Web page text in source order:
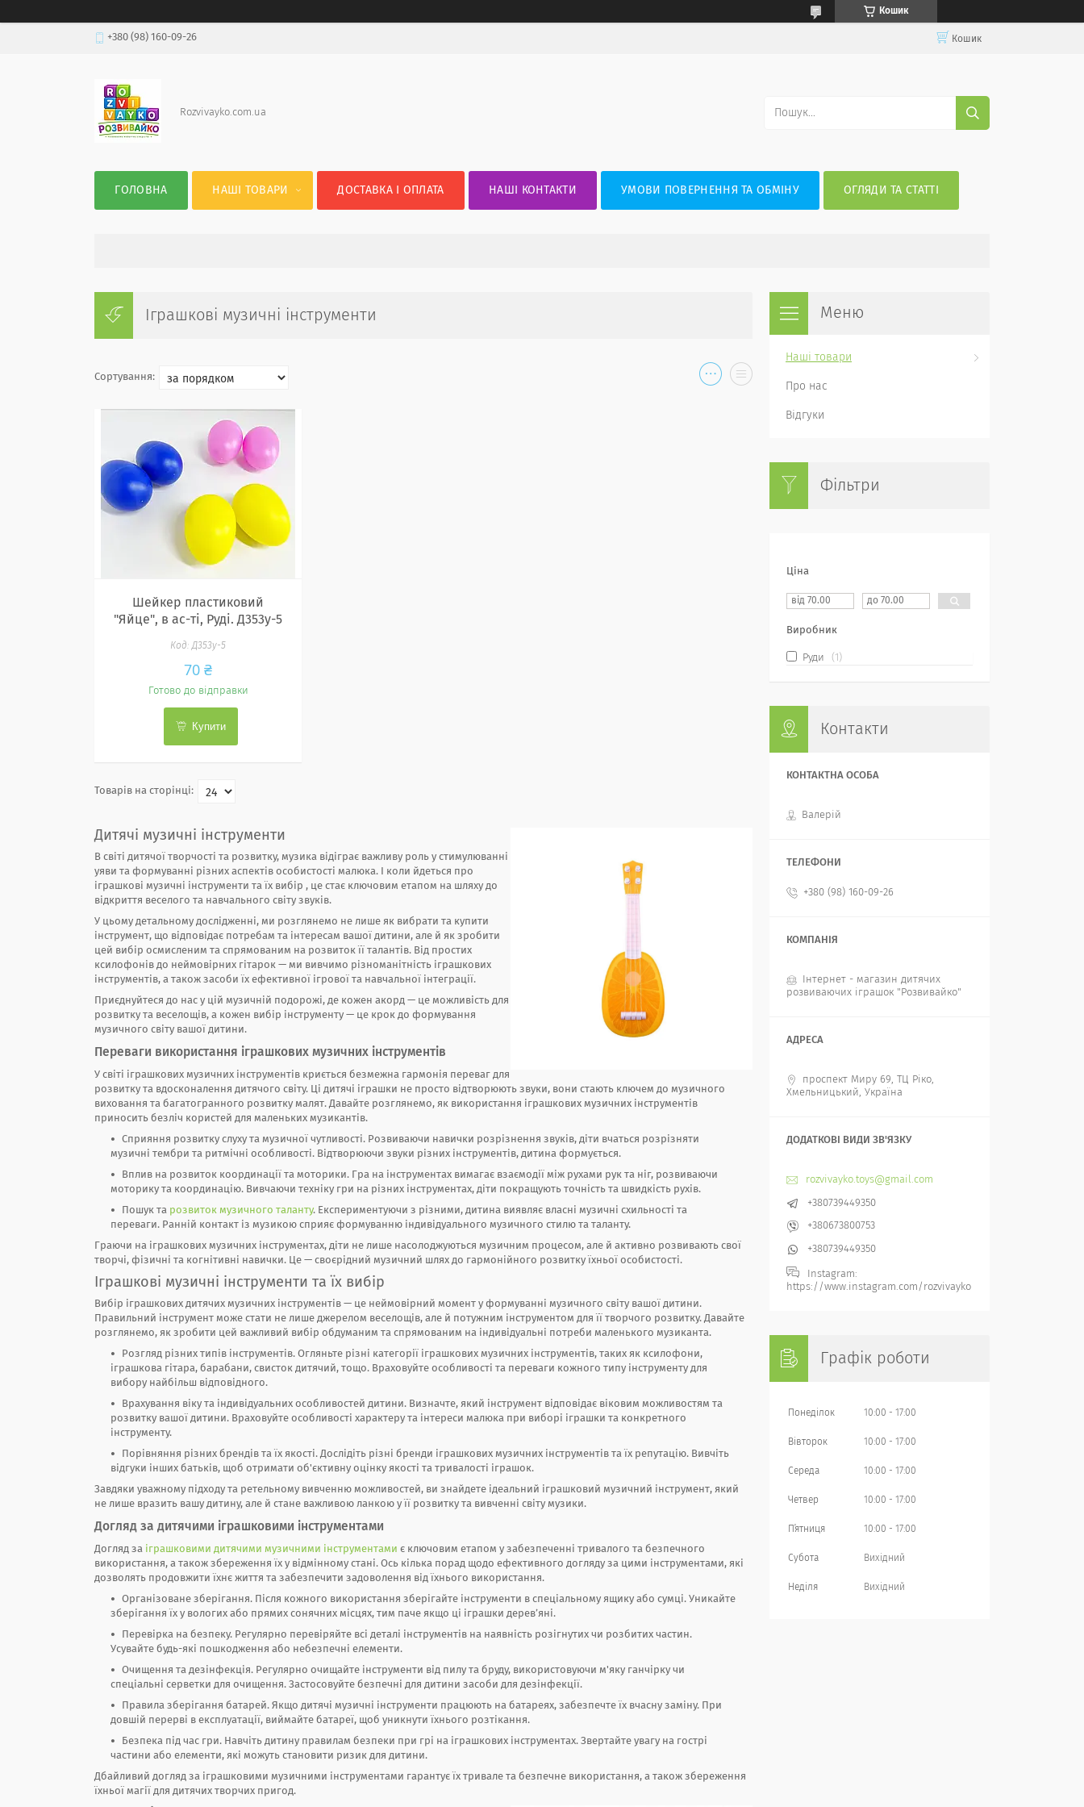
Кошик
+380 (98) 160-09-26 Кошик
Rozvivayko.com.ua
ГОЛОВНА НАШІ ТОВАРИ ДОСТАВКА І ОПЛАТА НАШІ КОНТАКТИ УМОВИ ПОВЕРНЕННЯ ТА ОБМІНУ ОГЛЯДИ ТА СТАТТІ
Іграшкові музичні інструменти
Шейкер пластиковий
"Яйце", в ас-ті, Руді. Д353у-5
Д353у-5
70 ₴
Готово до відправки
Купити
Дитячі музичні інструменти
В світі дитячої творчості та розвитку, музика відіграє важливу роль у стимулюванні
уяви та формуванні різних аспектів особистості малюка. І коли йдеться про
іграшкові музичні інструменти та їх вибір , це стає ключовим етапом на шляху до
відкриття веселого та навчального світу звуків.
У цьому детальному дослідженні, ми розглянемо не лише як вибрати та купити
інструмент, що відповідає потребам та інтересам вашої дитини, але й як зробити
цей вибір осмисленим та спрямованим на розвиток її талантів. Від простих
ксилофонів до неймовірних гітарок — ми вивчимо різноманітність іграшкових
інструментів, а також засоби їх ефективної ігрової та навчальної інтеграції.
Приєднуйтеся до нас у цій музичній подорожі, де кожен акорд — це можливість для
розвитку та веселощів, а кожен вибір інструменту — це крок до формування
музичного світу вашої дитини.
Переваги використання іграшкових музичних інструментів
У світі іграшкових музичних інструментів криється безмежна гармонія переваг для
розвитку та вдосконалення дитячого світу. Ці дитячі іграшки не просто відтворюють звуки, вони стають ключем до музичного
виховання та багатогранного розвитку малят. Давайте розглянемо, як використання іграшкових музичних інструментів
приносить безліч користей для маленьких музикантів.
Сприяння розвитку слуху та музичної чутливості. Розвиваючи навички розрізнення звуків, діти вчаться розрізняти
музичні тембри та ритмічні особливості. Відтворюючи звуки різних інструментів, дитина формується.
Вплив на розвиток координації та моторики. Гра на інструментах вимагає взаємодії між рухами рук та ніг, розвиваючи
моторику та координацію. Вивчаючи техніку гри на різних інструментах, діти покращують точність та швидкість рухів.
Пошук та розвиток музичного таланту. Експериментуючи з різними, дитина виявляє власні музичні схильності та
переваги. Ранній контакт із музикою сприяє формуванню індивідуального музичного стилю та таланту.
Граючи на іграшкових музичних інструментах, діти не лише насолоджуються музичним процесом, але й активно розвивають свої
творчі, фізичні та когнітивні навички. Це — своєрідний музичний шлях до гармонійного розвитку їхньої особистості.
Іграшкові музичні інструменти та їх вибір
Вибір іграшкових дитячих музичних інструментів — це неймовірний момент у формуванні музичного світу вашої дитини.
Правильний інструмент може стати не лише джерелом веселощів, але й потужним інструментом для її творчого розвитку. Давайте
розглянемо, як зробити цей важливий вибір обдуманим та спрямованим на індивідуальні потреби маленького музиканта.
Розгляд різних типів інструментів. Огляньте різні категорії іграшкових музичних інструментів, таких як ксилофони,
іграшкова гітара, барабани, свисток дитячий, тощо. Враховуйте особливості та переваги кожного типу інструменту для
вибору найбільш відповідного.
Врахування віку та індивідуальних особливостей дитини. Визначте, який інструмент відповідає віковим можливостям та
розвитку вашої дитини. Враховуйте особливості характеру та інтереси малюка при виборі іграшки та конкретного
інструменту.
Порівняння різних брендів та їх якості. Дослідіть різні бренди іграшкових музичних інструментів та їх репутацію. Вивчіть
відгуки інших батьків, щоб отримати об'єктивну оцінку якості та тривалості іграшок.
Завдяки уважному підходу та ретельному вивченню можливостей, ви знайдете ідеальний іграшковий музичний інструмент, який
не лише вразить вашу дитину, але й стане важливою ланкою у її розвитку та вивченні світу музики.
Догляд за дитячими іграшковими інструментами
Догляд за іграшковими дитячими музичними інструментами є ключовим етапом у забезпеченні тривалого та безпечного
використання, а також збереження їх у відмінному стані. Ось кілька порад щодо ефективного догляду за цими інструментами, які
дозволять продовжити їхнє життя та забезпечити задоволення від їхнього використання.
Організоване зберігання. Після кожного використання зберігайте інструменти в спеціальному ящику або сумці. Уникайте
зберігання їх у вологих або прямих сонячних місцях, тим паче якщо ці іграшки дерев’яні.
Перевірка на безпеку. Регулярно перевіряйте всі деталі інструментів на наявність розігнутих чи розбитих частин.
Усувайте будь-які пошкодження або небезпечні елементи.
Очищення та дезінфекція. Регулярно очищайте інструменти від пилу та бруду, використовуючи м'яку ганчірку чи
спеціальні серветки для очищення. Застосовуйте безпечні для дитини засоби для дезінфекції.
Правила зберігання батарей. Якщо дитячі музичні інструменти працюють на батареях, забезпечте їх вчасну заміну. При
довшій перерві в експлуатації, виймайте батареї, щоб уникнути їхнього розтікання.
Безпека під час гри. Навчіть дитину правилам безпеки при грі на іграшкових інструментах. Звертайте увагу на гострі
частини або елементи, які можуть становити ризик для дитини.
Дбайливий догляд за іграшковими музичними інструментами гарантує їх тривале та безпечне використання, а також збереження
їхньої магії для дитячих творчих пригод.
Наші товари
Про нас
Відгуки
Фільтри
Ціна
Виробник
Руди 1
Контакти
Валерій
+380 (98) 160-09-26
Інтернет - магазин дитячих
розвиваючих іграшок "Розвивайко"
проспект Миру 69, ТЦ Ріко,
Хмельницький, Україна
rozvivayko.toys@gmail.com
+380739449350
+380673800753
+380739449350
Instagram
https://www.instagram.com/rozvivayko
Графік роботи
Понеділок 10:00 17:00
Вівторок 10:00 17:00
Середа 10:00 17:00
Четвер 10:00 17:00
Пʼятниця 10:00 17:00
Субота Вихідний
Неділя Вихідний